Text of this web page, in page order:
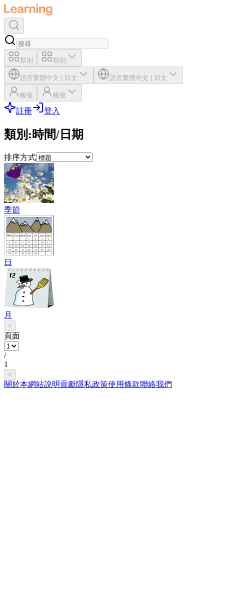
類別 類別
語言繁體中文 日文 語言繁體中文 日文
帳號 帳號
註冊 登入
類別 : 時間/日期
排序方式
季節
日
月
<
頁面
/
1
>
關於本網站說明貢獻隱私政策使用條款聯絡我們